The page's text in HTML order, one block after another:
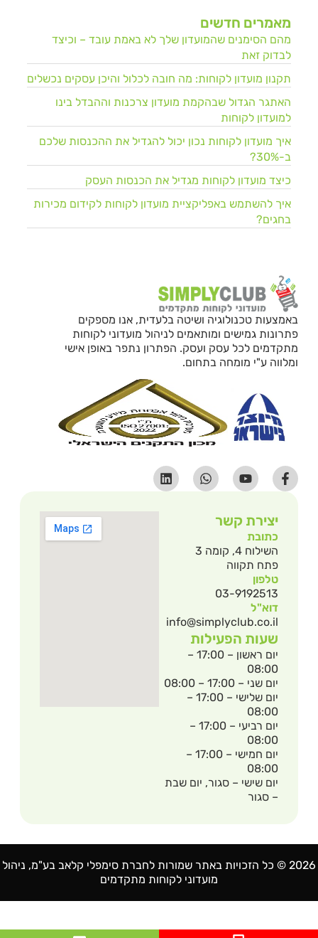
מאמרים חדשים
מהם הסימנים שהמועדון שלך לא באמת עובד – וכיצד
לבדוק זאת
תקנון מועדון לקוחות: מה חובה לכלול והיכן עסקים נכשלים
האתגר הגדול שבהקמת מועדון צרכנות וההבדל בינו
למועדון לקוחות
איך מועדון לקוחות נכון יכול להגדיל את ההכנסות שלכם
ב-30%?
כיצד מועדון לקוחות מגדיל את הכנסות העסק
איך להשתמש באפליקציית מועדון לקוחות לקידום מכירות
בחגים?
באמצעות טכנולוגיה ושיטה בלעדית, אנו מספקים
פתרונות גמישים ומותאמים לניהול מועדוני לקוחות
מתקדמים לכל עסק ועסק. הפתרון נתפר באופן אישי
ומלווה ע"י מומחה בתחום.
יצירת קשר
כתובת
השילוח 4, קומה 3
פתח תקווה
טלפון
03-9192513
דוא"ל
info@simplyclub.co.il
שעות הפעילות
יום ראשון – 17:00 –
08:00
יום שני – 17:00 – 08:00
יום שלישי – 17:00 –
08:00
יום רביעי – 17:00 –
08:00
יום חמישי – 17:00 –
08:00
יום שישי – סגור, יום שבת
– סגור
2026 © כל הזכויות באתר שמורות לחברת סימפלי קלאב בע"מ, ניהול
מועדוני לקוחות מתקדמים